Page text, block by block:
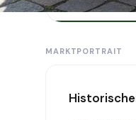
MARKTPORTRAIT